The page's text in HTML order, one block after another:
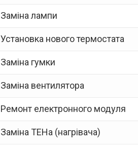
Заміна лампи
Установка нового термостата
Заміна гумки
Заміна вентилятора
Ремонт електронного модуля
Заміна ТЕНа (нагрівача)